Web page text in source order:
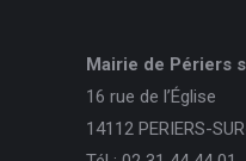
Mairie de Périers
16 rue de l’Église
14112 PERIERS-